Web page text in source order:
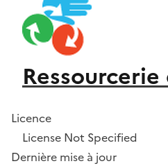
Licence
License Not Specified
Dernière mise à jour